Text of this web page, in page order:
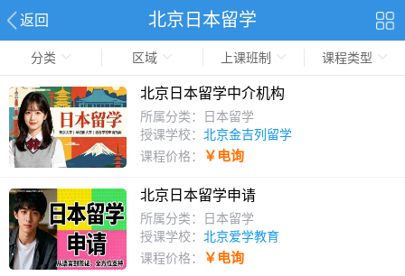
返回 北京日本留学
分类 区域 上课班制 课程类型
北京日本留学中介机构
所属分类：日本留学
授课学校： 北京金吉列留学
课程价格：
￥电询
北京日本留学申请
所属分类：日本留学
授课学校： 北京爱学教育
课程价格：
￥电询